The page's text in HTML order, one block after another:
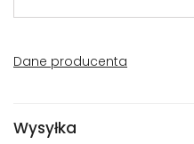
Dane producenta
Wysyłka